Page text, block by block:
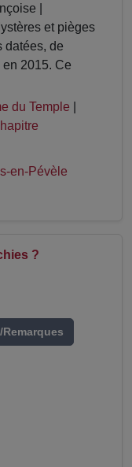
|
et pièges
datées, de
2015. Ce
du Temple
en-Pévèle
?